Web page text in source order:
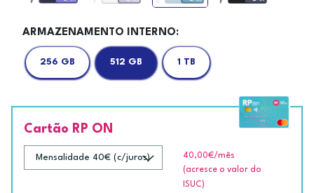
ARMAZENAMENTO INTERNO:
256 GB 512 GB 1 TB
Cartão RP ON
40,00€/mês
(acresce o valor do
ISUC)